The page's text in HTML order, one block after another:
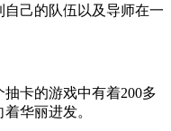
己的队伍以及导师在一
卡的游戏中有着200多
华丽进发。